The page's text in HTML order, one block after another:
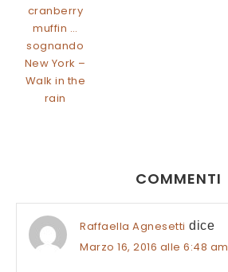
cranberry
muffin …
sognando
New York –
Walk in the
rain
COMMENTI
Raffaella Agnesetti dice
Marzo 16, 2016 alle 6:48 am